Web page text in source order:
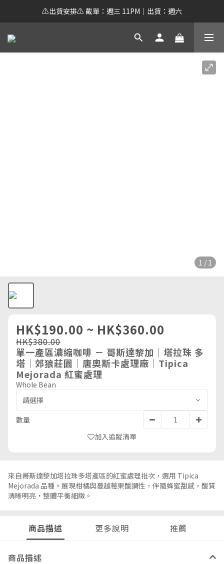
⚠️出貨安排⚠️ 截單：週三 11PM｜出貨：週六
1 / 1
HK$190.00 ~ HK$360.00
HK$380.00
單一產區濃縮咖啡 － 哥斯達黎加｜塔拉珠 多
塔｜郊狼莊園｜唐奧斯卡處理廠｜Tipica
Mejorada 紅蜜處理
Whole Bean
數量
加入追蹤清單
來自哥斯達黎加塔拉珠多塔產區的紅蜜處理批次，選用 Tipica
Mejorada 品種。展現柑橘與蔓越莓果酸調性，伴隨蜂蜜甜感，酸質
清晰明亮，整體平衡細緻。
商品描述 更多說明 推薦
商品描述